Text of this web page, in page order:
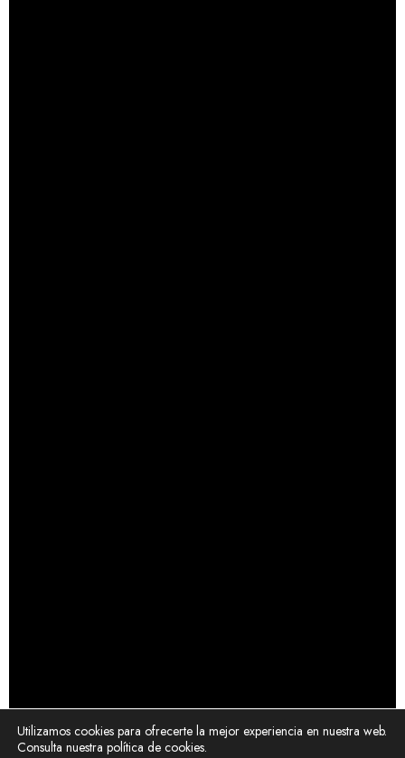
Utilizamos cookies para ofrecerte la mejor experiencia en nuestra web.
Consulta nuestra política de cookies.